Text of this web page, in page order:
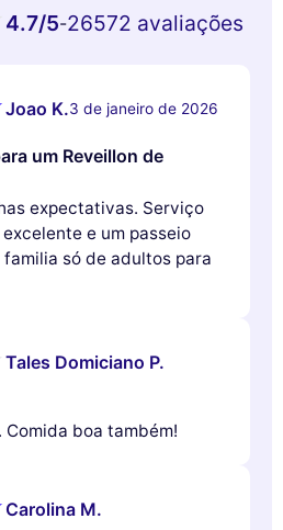
4.7/5-26572 avaliações
Joao K.3 de janeiro de 2026
um Reveillon de
expectativas. Serviço
e um passeio
só de adultos para
Tales Domiciano P.
Comida boa também!
Carolina M.